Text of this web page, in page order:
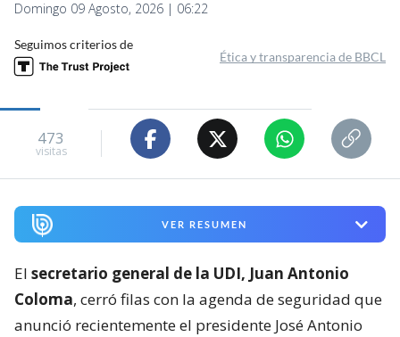
Domingo 09 Agosto, 2026 | 06:22
Seguimos criterios de
Ética y transparencia de BBCL
473
visitas
VER RESUMEN
El secretario general de la UDI, Juan Antonio
Coloma, cerró filas con la agenda de seguridad que
anunció recientemente el presidente José Antonio